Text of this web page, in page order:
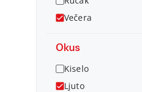
Večera
Okus
Kiselo
Ljuto